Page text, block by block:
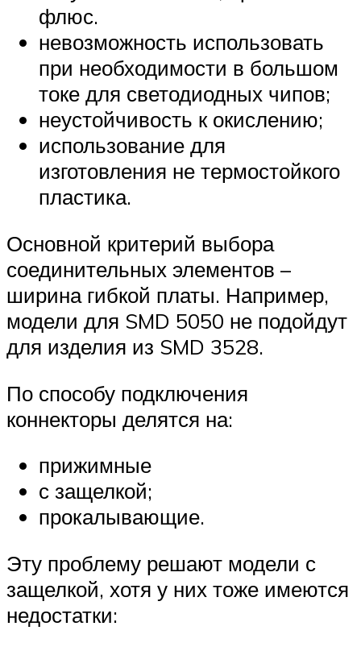
флюс.
невозможность использовать
при необходимости в большом
токе для светодиодных чипов;
неустойчивость к окислению;
использование для
изготовления не термостойкого
пластика.
Основной критерий выбора
соединительных элементов –
ширина гибкой платы. Например,
модели для SMD 5050 не подойдут
для изделия из SMD 3528.
По способу подключения
коннекторы делятся на:
прижимные
с защелкой;
прокалывающие.
Эту проблему решают модели с
защелкой, хотя у них тоже имеются
недостатки: